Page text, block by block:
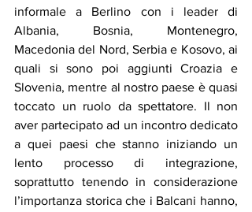
informale a Berlino con i leader di
Albania, Bosnia, Montenegro,
Macedonia del Nord, Serbia e Kosovo, ai
quali si sono poi aggiunti Croazia e
Slovenia, mentre al nostro paese è quasi
toccato un ruolo da spettatore. Il non
aver partecipato ad un incontro dedicato
a quei paesi che stanno iniziando un
lento processo di integrazione,
soprattutto tenendo in considerazione
l’importanza storica che i Balcani hanno,